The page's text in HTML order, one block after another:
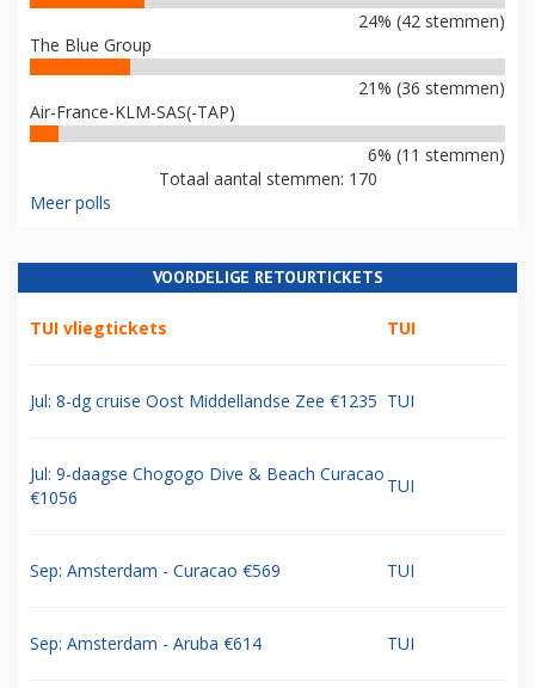
24% (42 stemmen)
The Blue Group
21% (36 stemmen)
Air-France-KLM-SAS(-TAP)
6% (11 stemmen)
Totaal aantal stemmen: 170
Meer polls
VOORDELIGE RETOURTICKETS
TUI vliegtickets TUI
Jul: 8-dg cruise Oost Middellandse Zee €1235 TUI
Jul: 9-daagse Chogogo Dive & Beach Curacao
€1056
TUI
Sep: Amsterdam - Curacao €569 TUI
Sep: Amsterdam - Aruba €614 TUI